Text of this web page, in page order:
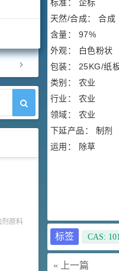
标准： 企标
天然/合成： 合成
含量： 97%
外观： 白色粉状
包装： 25KG/纸
类别： 农业
行业： 农业
领域： 农业
下延产品： 制剂
运用： 除草
标签 CAS:
« 上一篇
剂原料
253